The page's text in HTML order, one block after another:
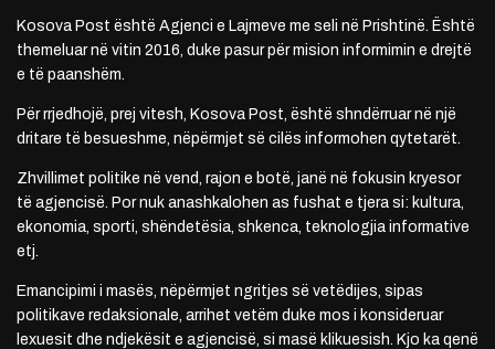
Kosova Post është Agjenci e Lajmeve me seli në Prishtinë. Është
themeluar në vitin 2016, duke pasur për mision informimin e drejtë
e të paanshëm.
Për rrjedhojë, prej vitesh, Kosova Post, është shndërruar në një
dritare të besueshme, nëpërmjet së cilës informohen qytetarët.
Zhvillimet politike në vend, rajon e botë, janë në fokusin kryesor
të agjencisë. Por nuk anashkalohen as fushat e tjera si: kultura,
ekonomia, sporti, shëndetësia, shkenca, teknologjia informative
etj.
Emancipimi i masës, nëpërmjet ngritjes së vetëdijes, sipas
politikave redaksionale, arrihet vetëm duke mos i konsideruar
lexuesit dhe ndjekësit e agjencisë, si masë klikuesish. Kjo ka qenë